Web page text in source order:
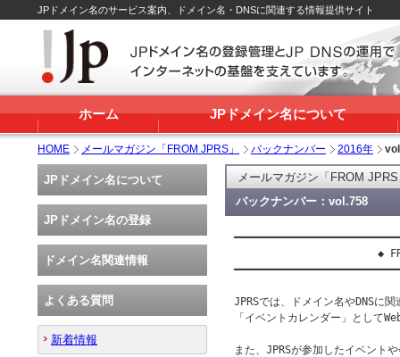
JPドメイン名のサービス案内、ドメイン名・DNSに関連する情報提供サイト
ホーム JPドメイン名について
HOME メールマガジン「FROM JPRS」 バックナンバー 2016年
メールマガジン「FROM
バックナンバー：vol.758
◆
JPRSでは、ドメイン名やDNSに
「イベントカレンダー」として
また、JPRSが参加したイベント
JPドメイン名について
JPドメイン名の登録
ドメイン名関連情報
よくある質問
新着情報